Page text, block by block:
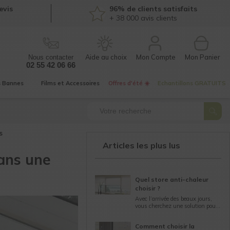
96% de clients satisfaits
+ 38 000avis clients
Nous contacter
02 55 42 06 66
Mon Compte
Bannes Films et Accessoires Offres d'été ☀️ Echantillons GRATUITS
une
Articles les plus lus
Quel store anti-chaleur
choisir ?
Avec l’arrivée des beaux jours,
vous cherchez une solution pour
peuvent protéger votre maison...
Comment choisir la